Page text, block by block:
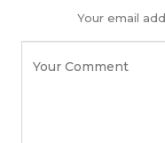
Your email